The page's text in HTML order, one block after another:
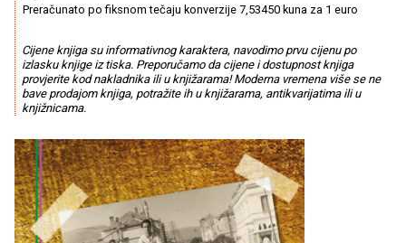
Preračunato po fiksnom tečaju konverzije 7,53450 kuna za 1 euro
Cijene knjiga su informativnog karaktera, navodimo prvu cijenu po
izlasku knjige iz tiska. Preporučamo da cijene i dostupnost knjiga
provjerite kod nakladnika ili u knjižarama! Moderna vremena više se ne
bave prodajom knjiga, potražite ih u knjižarama, antikvarijatima ili u
knjižnicama.